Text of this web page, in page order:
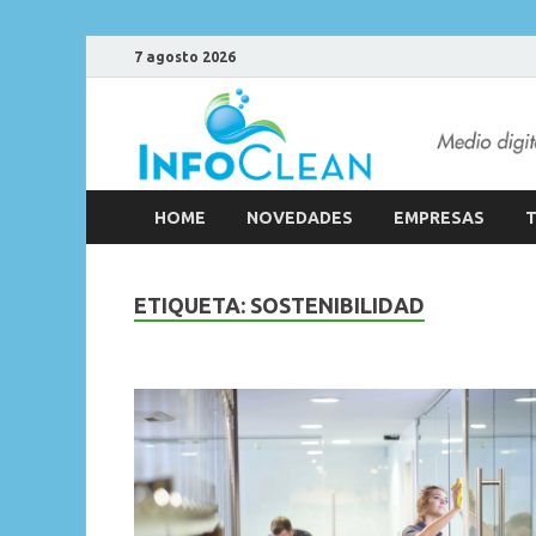
7 agosto 2026
HOME NOVEDADES EMPRESAS
ETIQUETA: SOSTENIBILIDAD